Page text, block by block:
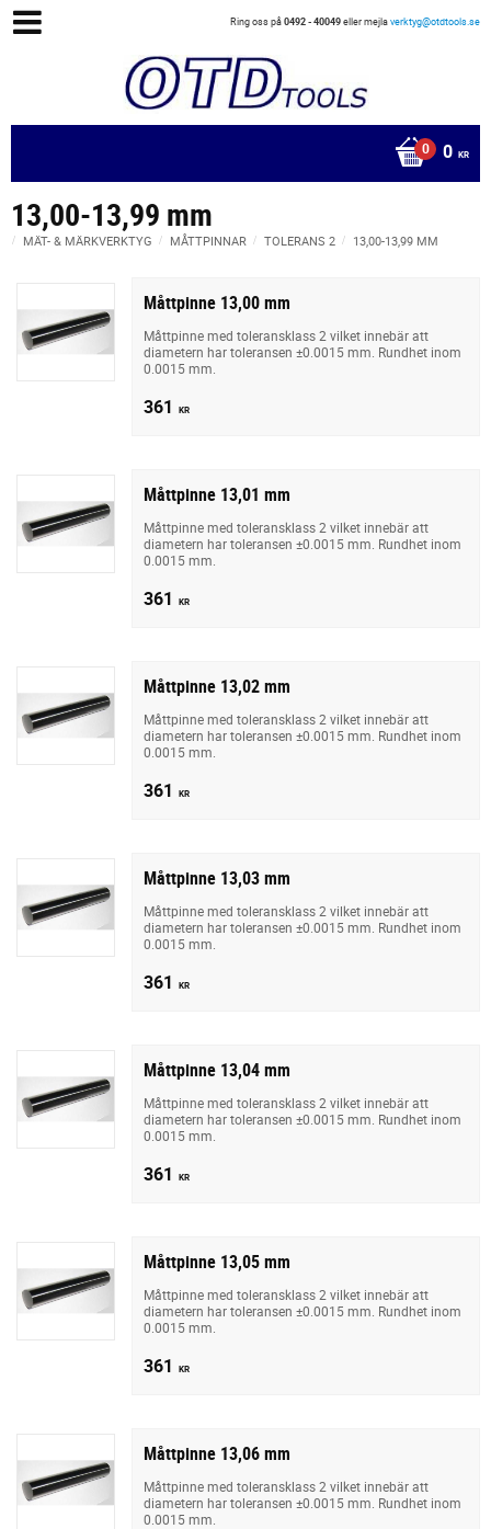
Ring oss på0492 - 40049eller mejlaverktyg@otdtools.se
0 KR
13,00-13,99 mm
MÄT- & MÄRKVERKTYG MÅTTPINNAR TOLERANS 2 13,00-13,99 MM
Måttpinne 13,00 mm
Måttpinne med toleransklass 2 vilket innebär att
diametern har toleransen ±0.0015 mm. Rundhet inom
0.0015 mm.
361 KR
Måttpinne 13,01 mm
Måttpinne med toleransklass 2 vilket innebär att
diametern har toleransen ±0.0015 mm. Rundhet inom
0.0015 mm.
361 KR
Måttpinne 13,02 mm
Måttpinne med toleransklass 2 vilket innebär att
diametern har toleransen ±0.0015 mm. Rundhet inom
0.0015 mm.
361 KR
Måttpinne 13,03 mm
Måttpinne med toleransklass 2 vilket innebär att
diametern har toleransen ±0.0015 mm. Rundhet inom
0.0015 mm.
361 KR
Måttpinne 13,04 mm
Måttpinne med toleransklass 2 vilket innebär att
diametern har toleransen ±0.0015 mm. Rundhet inom
0.0015 mm.
361 KR
Måttpinne 13,05 mm
Måttpinne med toleransklass 2 vilket innebär att
diametern har toleransen ±0.0015 mm. Rundhet inom
0.0015 mm.
361 KR
Måttpinne 13,06 mm
Måttpinne med toleransklass 2 vilket innebär att
diametern har toleransen ±0.0015 mm. Rundhet inom
0.0015 mm.